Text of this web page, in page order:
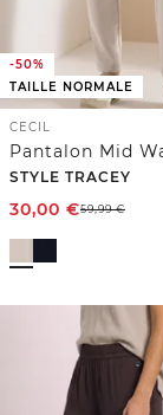
-50%
TAILLE NORMALE
CECIL
STYLE TRACEY
30,00 €59,99€